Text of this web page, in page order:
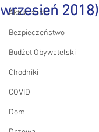
Aktualności
Bezpieczeństwo
Budżet Obywatelski
Chodniki
COVID
Dom
wrzesień 2018)